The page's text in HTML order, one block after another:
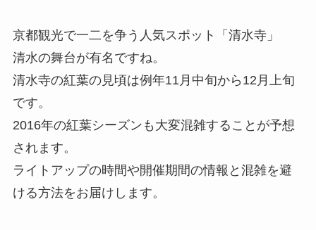
京都観光で一二を争う人気スポット「清水寺」
清水の舞台が有名ですね。
清水寺の紅葉の見頃は例年11月中旬から12月上旬
です。
2016年の紅葉シーズンも大変混雑することが予想
されます。
ライトアップの時間や開催期間の情報と混雑を避
ける方法をお届けします。